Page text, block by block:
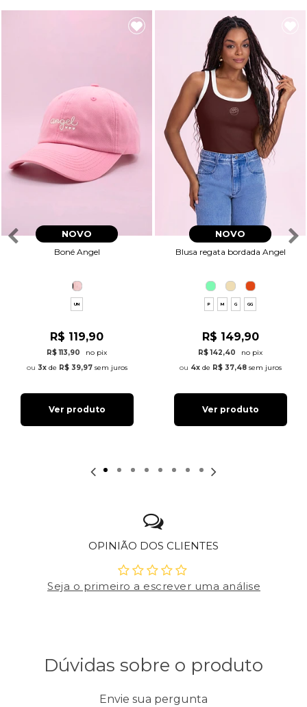
NOVO
Boné Angel
UN
R$ 119,90
R$ 113,90
no pix
3xde R$ 39,97sem juros
Ver produto
NOVO
Blusa regata bordada Angel
P M G GG
R$ 149,90
R$ 142,40
no pix
4xde R$ 37,48sem juros
Ver produto
OPINIÃO DOS CLIENTES
Seja o primeiro a escrever uma análise
Dúvidas sobre o produto
Envie sua pergunta